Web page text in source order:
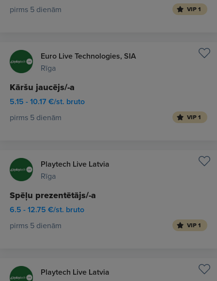
pirms 5 dienām VIP 1
Euro Live Technologies, SIA
Rīga
Kāršu jaucējs/-a
5.15 - 10.17 €/st. bruto
pirms 5 dienām VIP 1
Playtech Live Latvia
Rīga
Spēļu prezentētājs/-a
6.5 - 12.75 €/st. bruto
pirms 5 dienām VIP 1
Playtech Live Latvia